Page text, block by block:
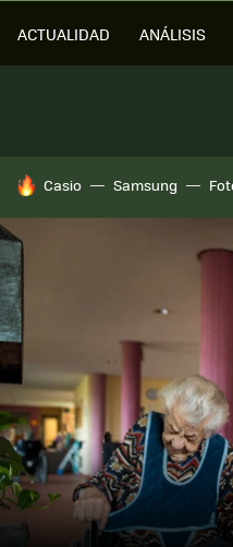
ACTUALIDAD ANÁLISIS
HOY SE HABLA DE
Casio Samsung